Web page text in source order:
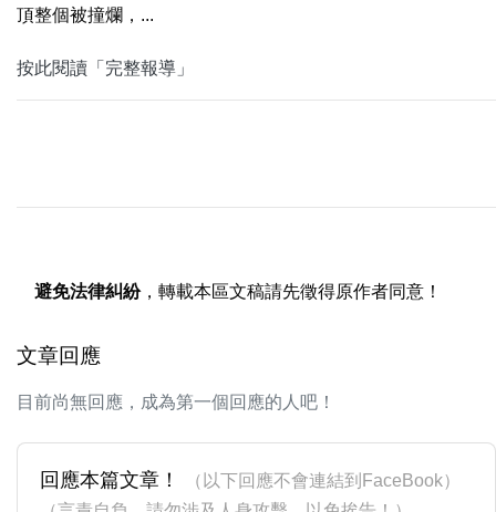
頂整個被撞爛，...
按此閱讀「完整報導」
避免法律糾紛，轉載本區文稿請先徵得原作者同意！
文章回應
目前尚無回應，成為第一個回應的人吧！
回應本篇文章！
（以下回應不會連結到FaceBook）